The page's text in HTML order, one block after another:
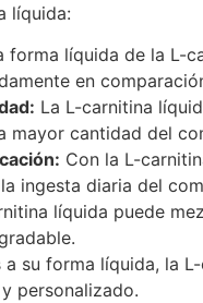
líquida:
forma líquida de la L-
en
La L-carnitina
mayor cantidad del
Con la L-
ingesta diaria del
líquida puede
a su forma líquida, la
personalizado.